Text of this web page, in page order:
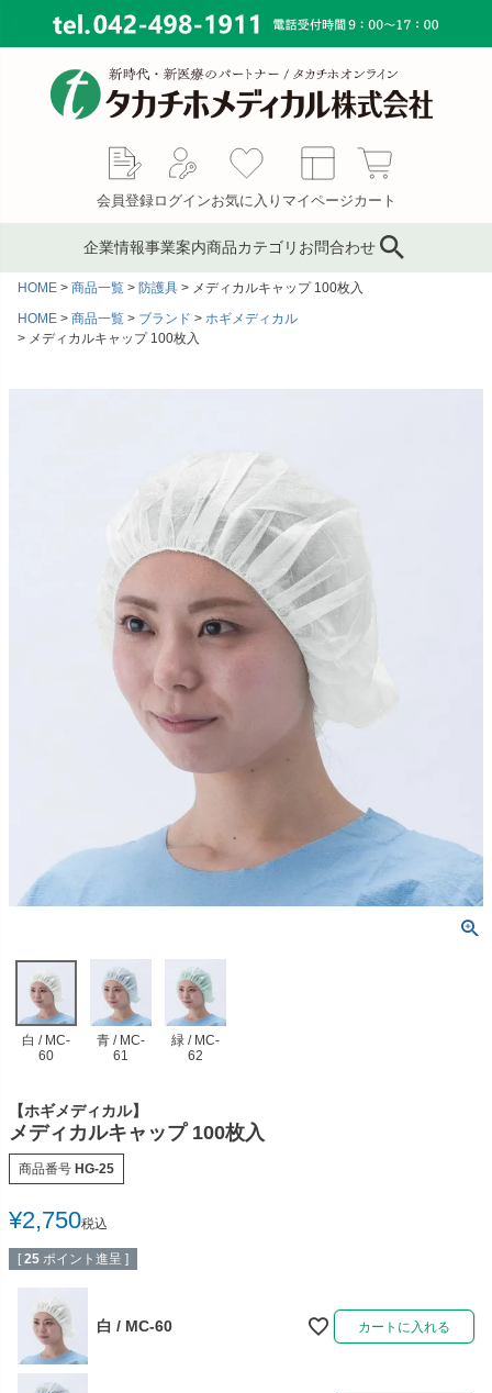
会員登録ログインお気に入り マイページカート
企業情報
会社概要
MAP
事業案内
サプライ事業
コンサルティング
商品カテゴリ
ブランド 鍼灸鍼・鍼用品
ピンセット／ハサミ・ギ
キャスト材・スプリント
消毒用品
支持・固定用品
サポート用品
防護具
冷・温感パップ用品／軟
物理療法
テーブル・ベッド チェアー
多目的マクラ・マット カバー／シーツ／タオル
ディスポーザブルカバー
ワゴン／ダストボックス
担架 杖／車いす／歩行器
用品
健康補助食品
リハビリ・トレーニング
用品
お問合わせ
HOME 商品一覧 防護具
メディカルキャップ 100枚入
HOME
商品一覧 ブランド
ホギメディカル
メディカルキャップ 100枚入
白 / MC-
60
青 / MC-
61
緑 / MC-
62
【ホギメディカル】
メディカルキャップ 100枚入
商品番号 HG-25
¥2,750税込
[ 25 ポイント進呈 ]
白 / MC-60 カートに入れる